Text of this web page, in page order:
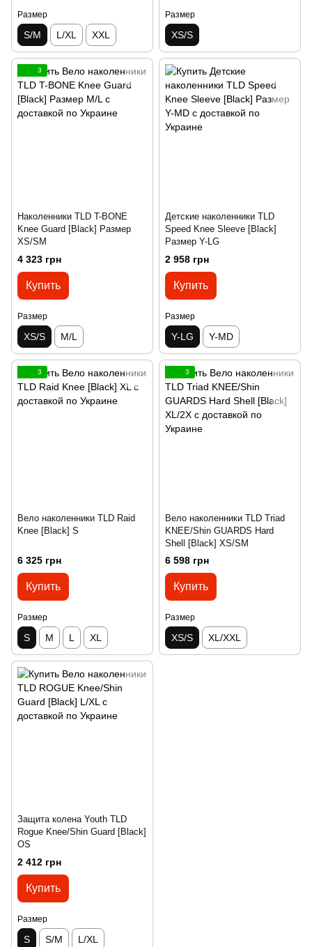
Размер
S/M L/XL XXL
Размер
XS/S
3
Наколенники TLD T-BONE
Knee Guard [Black] Размер
XS/SM
4 323 грн
Купить
Размер
XS/S M/L
Детские наколенники TLD
Speed Knee Sleeve [Black]
Размер Y-LG
2 958 грн
Купить
Размер
Y-LG Y-MD
3
Вело наколенники TLD Raid
Knee [Black] S
6 325 грн
Купить
Размер
S M L XL
3
Вело наколенники TLD Triad
KNEE/Shin GUARDS Hard
Shell [Black] XS/SM
6 598 грн
Купить
Размер
XS/S XL/XXL
Защита колена Youth TLD
Rogue Knee/Shin Guard [Black]
OS
2 412 грн
Купить
Размер
S S/M L/XL